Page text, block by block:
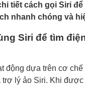
tiết cách gọi Siri
nhanh chóng và
Siri để tìm
động dựa trên cơ chế
trợ lý ảo Siri. Khi